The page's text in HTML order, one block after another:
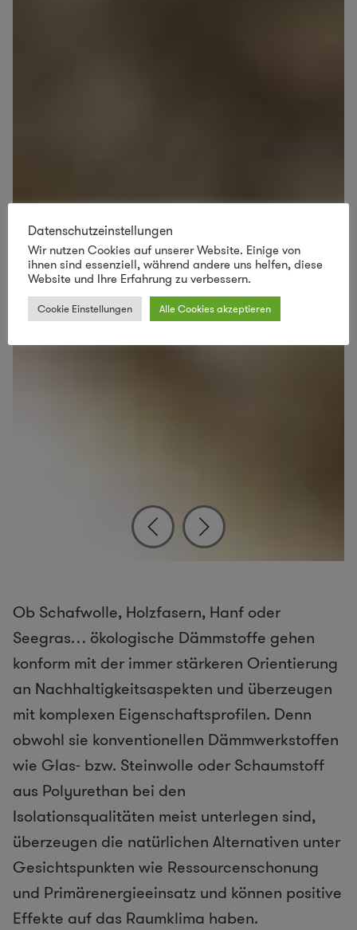
Ob Schafwolle, Holzfasern, Hanf oder
Seegras… ökologische Dämmstoffe gehen
konform mit der immer stärkeren Orientierung
an Nachhaltigkeitsaspekten und überzeugen
mit komplexen Eigenschaftsprofilen. Denn
obwohl sie konventionellen Dämmwerkstoffen
wie Glas- bzw. Steinwolle oder Schaumstoff
aus Polyurethan bei den
Isolationsqualitäten meist unterlegen sind,
überzeugen die natürlichen Alternativen unter
Gesichtspunkten wie Ressourcenschonung
und Primärenergieeinsatz und können positive
Effekte auf das Raumklima haben.
Datenschutzeinstellungen
Wir nutzen Cookies auf unserer Website. Einige von
ihnen sind essenziell, während andere uns helfen, diese
Website und Ihre Erfahrung zu verbessern.
Cookie Einstellungen Alle Cookies akzeptieren